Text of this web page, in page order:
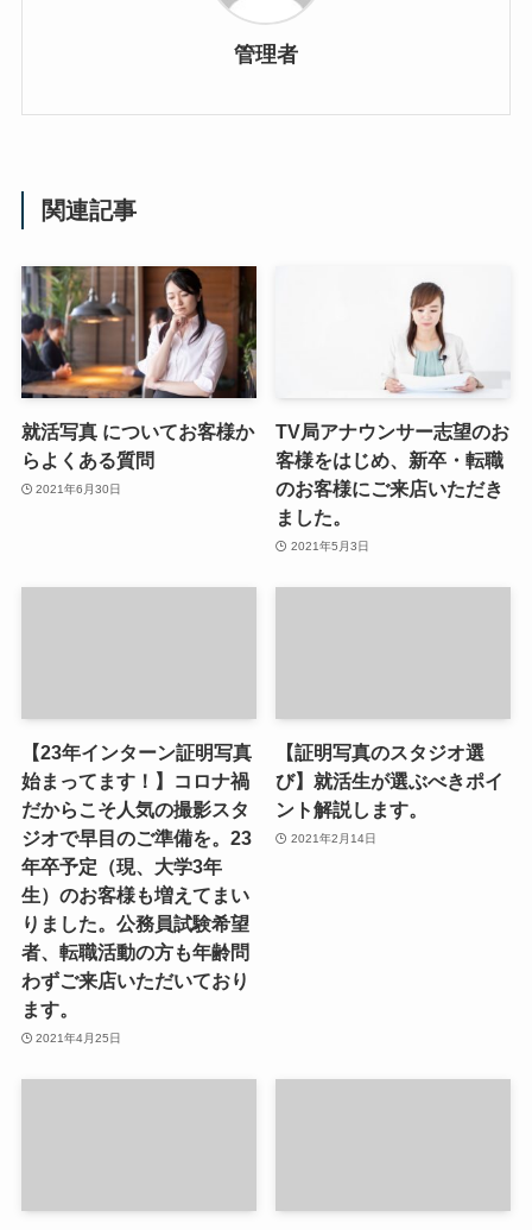
管理者
関連記事
就活写真 についてお客様か
らよくある質問
2021年6月30日
TV局アナウンサー志望のお
客様をはじめ、新卒・転職
のお客様にご来店いただき
ました。
2021年5月3日
【23年インターン証明写真
始まってます！】コロナ禍
だからこそ人気の撮影スタ
ジオで早目のご準備を。23
年卒予定（現、大学3年
生）のお客様も増えてまい
りました。公務員試験希望
者、転職活動の方も年齢問
わずご来店いただいており
ます。
2021年4月25日
【証明写真のスタジオ選
び】就活生が選ぶべきポイ
ント解説します。
2021年2月14日